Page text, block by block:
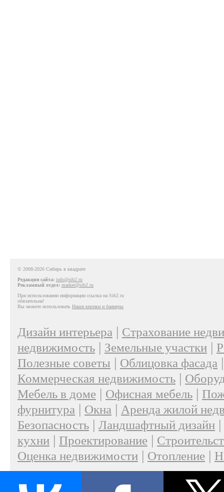
© 2008-2026 Сибирь в квадрате
Редакция сайта: info@sib2.ru
Рекламный отдел: market@sib2.ru
При использовании информации ссылка на Sib2.ru
обязательна!
Вы можете использовать Наши кнопки и баннеры
Дизайн интерьера | Страхование
недвижимость | Земельные участки |
Полезные советы | Облицовка фасада
Коммерческая недвижимость |
Мебель в доме | Офисная мебель |
фурнитура | Окна | Аренда жилой
Безопасность | Ландшафтный дизайн |
кухни | Проектирование |
Оценка недвижимости | Отопление |
О проекте|